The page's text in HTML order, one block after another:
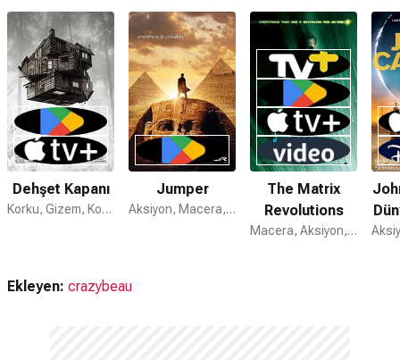
Dehşet Kapanı
Korku, Gizem, Komedi
Jumper
Aksiyon, Macera, Bilim Kurgu
The Matrix
Revolutions
Macera, Aksiyon, Gerilim
Ekleyen: crazybeau